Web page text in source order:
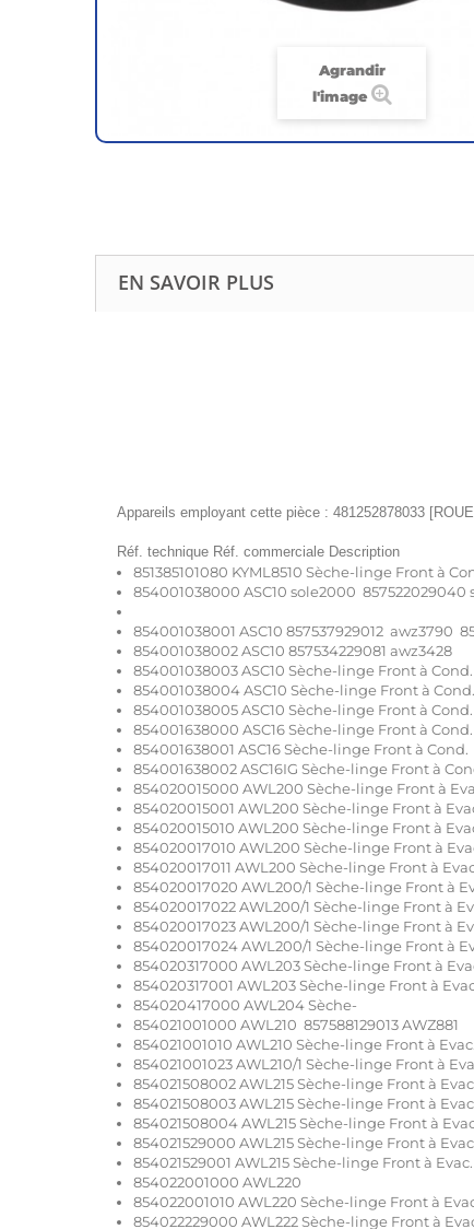
Agrandir
l'image
EN SAVOIR PLUS
Appareils employant cette pièce : 481252878033
Réf. technique Réf. commerciale Description
851385101080 KYML8510 Sèche-linge Front à
854001038000 ASC10 sole2000 857522029040
854001038001 ASC10 857537929012 awz3790
854001038002 ASC10 857534229081 awz3428
854001038003 ASC10 Sèche-linge Front à Cond.
854001038004 ASC10 Sèche-linge Front à Cond.
854001038005 ASC10 Sèche-linge Front à Cond.
854001638000 ASC16 Sèche-linge Front à Cond.
854001638001 ASC16 Sèche-linge Front à Cond.
854001638002 ASC16IG Sèche-linge Front à
854020015000 AWL200 Sèche-linge Front à
854020015001 AWL200 Sèche-linge Front à
854020015010 AWL200 Sèche-linge Front à
854020017010 AWL200 Sèche-linge Front à
854020017011 AWL200 Sèche-linge Front à
854020017020 AWL200/1 Sèche-linge Front à
854020017022 AWL200/1 Sèche-linge Front à
854020017023 AWL200/1 Sèche-linge Front à
854020017024 AWL200/1 Sèche-linge Front à
854020317000 AWL203 Sèche-linge Front à
854020317001 AWL203 Sèche-linge Front à
854020417000 AWL204 Sèche-
854021001000 AWL210 857588129013 AWZ881
854021001010 AWL210 Sèche-linge Front à Evac.
854021001023 AWL210/1 Sèche-linge Front à
854021508002 AWL215 Sèche-linge Front à
854021508003 AWL215 Sèche-linge Front à
854021508004 AWL215 Sèche-linge Front à
854021529000 AWL215 Sèche-linge Front à
854021529001 AWL215 Sèche-linge Front à Evac.
854022001000 AWL220
854022001010 AWL220 Sèche-linge Front à
854022229000 AWL222 Sèche-linge Front à